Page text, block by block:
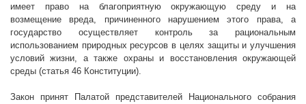
имеет право на благоприятную окружающую среду и на
возмещение вреда, причиненного нарушением этого права, а
государство осуществляет контроль за рациональным
использованием природных ресурсов в целях защиты и улучшения
условий жизни, а также охраны и восстановления окружающей
среды (статья 46 Конституции).
Закон принят Палатой представителей Национального собрания